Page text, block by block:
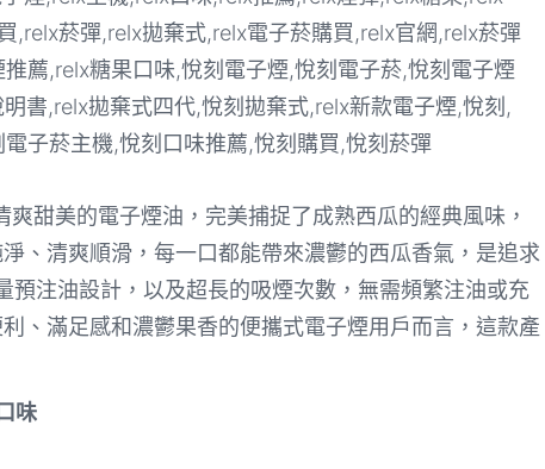
甜美的電子煙油，完美捕捉了成熟西瓜的經典風味，
、清爽順滑，每一口都能帶來濃鬱的西瓜香氣，是追求
注油設計，以及超長的吸煙次數，無需頻繁注油或充
、滿足感和濃鬱果香的便攜式電子煙用戶而言，這款產
味